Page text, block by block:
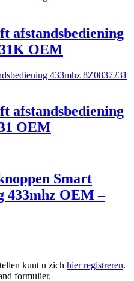
afstandsbediening
OEM
afstandsbediening
OEM
Smart
433mhz OEM –
kunt u zich hier registreren.
formulier.